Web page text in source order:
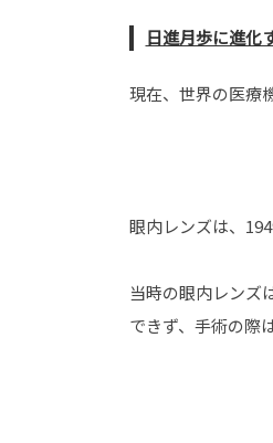
日進月歩に進化
現在、世界の医療
眼内レンズは、
当時の眼内レンズ
できず、手術の際